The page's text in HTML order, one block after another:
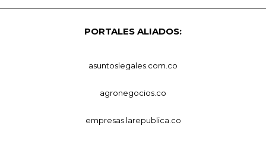
PORTALES ALIADOS:
asuntoslegales.com.co
agronegocios.co
empresas.larepublica.co